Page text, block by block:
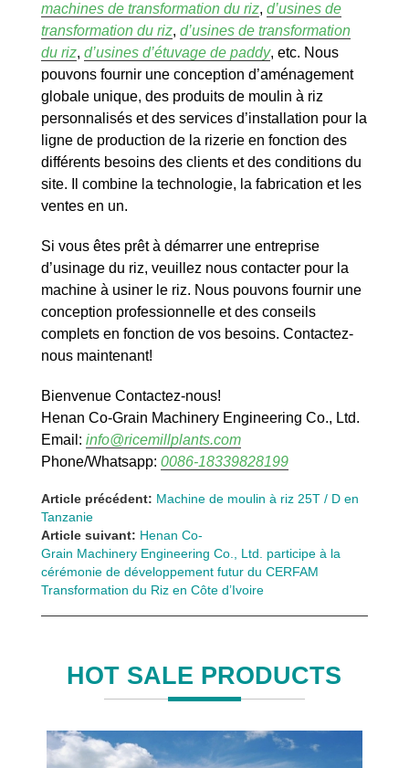
machines de transformation du riz, d’usines de
transformation du riz, d’usines de transformation
du riz, d’usines d’étuvage de paddy, etc. Nous
pouvons fournir une conception d’aménagement
globale unique, des produits de moulin à riz
personnalisés et des services d’installation pour la
ligne de production de la rizerie en fonction des
différents besoins des clients et des conditions du
site. Il combine la technologie, la fabrication et les
ventes en un.
Si vous êtes prêt à démarrer une entreprise
d’usinage du riz, veuillez nous contacter pour la
machine à usiner le riz. Nous pouvons fournir une
conception professionnelle et des conseils
complets en fonction de vos besoins. Contactez-
nous maintenant!
Bienvenue Contactez-nous!
Henan Co-Grain Machinery Engineering Co., Ltd.
Email: info@ricemillplants.com
Phone/Whatsapp: 0086-18339828199
Article précédent: Machine de moulin à riz 25T / D en
Tanzanie
Article suivant: Henan Co-
Grain Machinery Engineering Co., Ltd. participe à la
cérémonie de développement futur du CERFAM
Transformation du Riz en Côte d’Ivoire
HOT SALE PRODUCTS